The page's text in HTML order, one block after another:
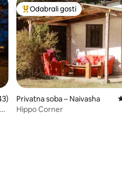
ocjena: 4,92/5, recenzija: 143
Među najviše rangiranima s
Odabrali gosti
Privatna soba – Naivasha
Hippo Corner